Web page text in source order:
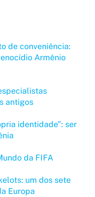
de conveniência:
Armênio
antigos
identidade”: ser
da FIFA
um dos sete
Europa